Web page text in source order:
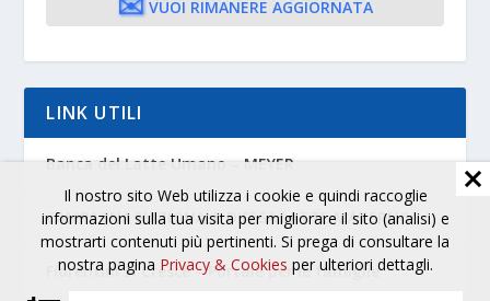
VUOI RIMANERE AGGIORNATA
LINK UTILI
Banca del Latte Umano – MEYER
CAMPAGNA NAZIONALE DIFESA LATTE MATERNO
Fiorentini Si Cresce – Portale per le famiglie
Il nostro sito Web utilizza i cookie e quindi raccoglie
informazioni sulla tua visita per migliorare il sito (analisi) e
mostrarti contenuti più pertinenti. Si prega di consultare la
nostra pagina Privacy & Cookies per ulteriori dettagli.